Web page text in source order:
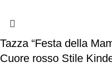
Tazza “Festa della
Cuore rosso Stile